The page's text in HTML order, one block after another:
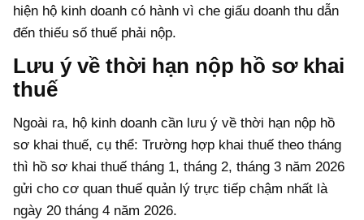
hiện hộ kinh doanh có hành vì che giấu doanh thu dẫn
đến thiếu số thuế phải nộp.
Lưu ý về thời hạn nộp hồ sơ khai
thuế
Ngoài ra, hộ kinh doanh cần lưu ý về thời hạn nộp hồ
sơ khai thuế, cụ thể: Trường hợp khai thuế theo tháng
thì hồ sơ khai thuế tháng 1, tháng 2, tháng 3 năm 2026
gửi cho cơ quan thuế quản lý trực tiếp chậm nhất là
ngày 20 tháng 4 năm 2026.